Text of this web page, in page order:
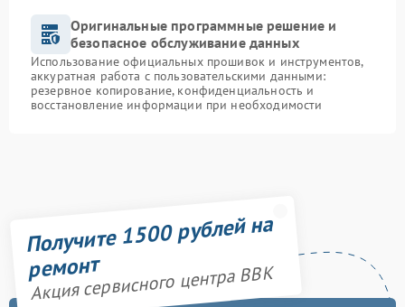
Оригинальные программные решение и
безопасное обслуживание данных
Использование официальных прошивок и инструментов,
аккуратная работа с пользовательскими данными:
резервное копирование, конфиденциальность и
восстановление информации при необходимости
Получите 1500 рублей на
ремонт
Акция сервисного центра BBK